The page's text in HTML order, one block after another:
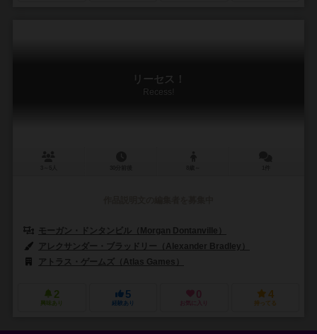
リーセス！
Recess!
モーガン・ドンタンビル（Morgan Dontanville）
アレクサンダー・ブラッドリー（Alexander Bradley）
アトラス・ゲームズ（Atlas Games）
2
興味あり
5
経験あり
0
お気に入り
4
持ってる